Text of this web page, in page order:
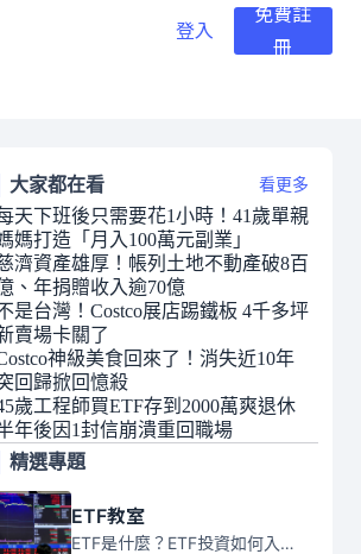
登入
免費註
冊
大家都在看 看更多
天下班後只需要花1小時！41歲單親
媽打造「月入100萬元副業」
濟資產雄厚！帳列土地不動產破8百
、年捐贈收入逾70億
是台灣！Costco展店踢鐵板 4千多坪
賣場卡關了
神級美食回來了！消失近10年
回歸掀回憶殺
歲工程師買ETF存到2000萬爽退休
年後因1封信崩潰重回職場
精選專題
ETF教室
ETF是什麼？ETF投資如何入門？本系列專題文章將會告訴你新手必須知道的ETF基礎知識。